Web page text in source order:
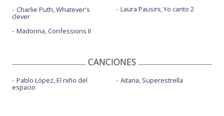
Charlie Puth, Whatever's
clever
Madonna, Confessions II
Laura Pausini, Yo canto 2
CANCIONES
Pablo López, El niño del
espacio
Aitana, Superestrella